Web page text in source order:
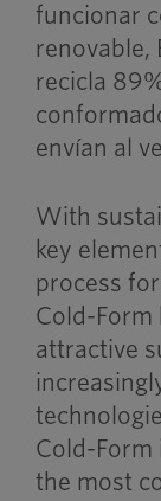
funcionar
renovable,
recicla
envían al
With
key
process
Cold-Form
attractive
Cold-Form
the most